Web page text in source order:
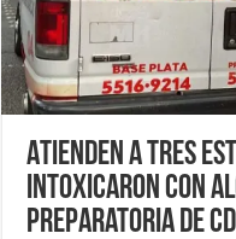
Atienden a tres
intoxicaron con
preparatoria de